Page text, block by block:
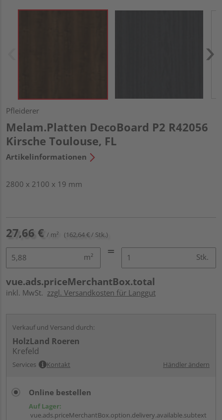
Pfleiderer
Melam.Platten DecoBoard P2 R42056
Kirsche Toulouse, FL
Artikelinformationen
2800 x 2100 x 19 mm
27,66 € / m² (162,64 € / Stk.)
m² Stk.
vue.ads.priceMerchantBox.total
inkl. MwSt. zzgl. Versandkosten für Langgut
Verkauf und Versand durch:
HolzLand Roeren
Krefeld
Services Kontakt Händler ändern
Online bestellen
Auf Lager:
vue.ads.priceMerchantBox.option.delivery.available.subtext